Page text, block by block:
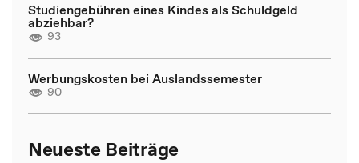
Studiengebühren eines Kindes als Schuldgeld
abziehbar?
93
Werbungskosten bei Auslandssemester
90
Neueste Beiträge